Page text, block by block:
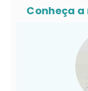
Conheça a